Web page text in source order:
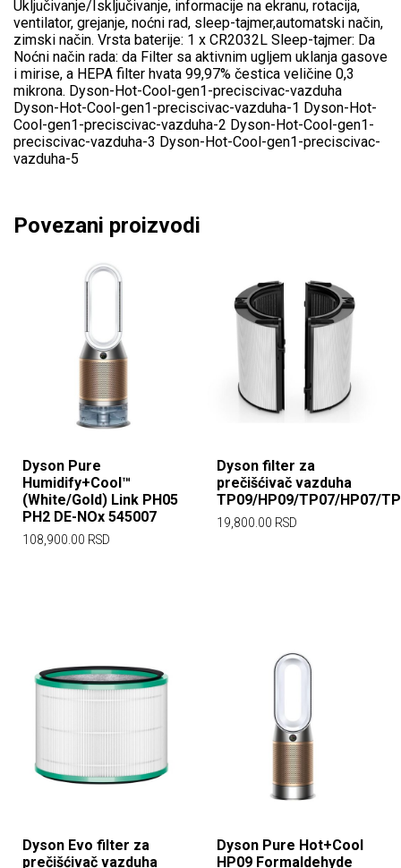
Uključivanje/Isključivanje, informacije na ekranu, rotacija,
ventilator, grejanje, noćni rad, sleep-tajmer,automatski način,
zimski način. Vrsta baterije: 1 x CR2032L Sleep-tajmer: Da
Noćni način rada: da Filter sa aktivnim ugljem uklanja gasove
i mirise, a HEPA filter hvata 99,97% čestica veličine 0,3
mikrona. Dyson-Hot-Cool-gen1-preciscivac-vazduha
Dyson-Hot-Cool-gen1-preciscivac-vazduha-1 Dyson-Hot-
Cool-gen1-preciscivac-vazduha-2 Dyson-Hot-Cool-gen1-
preciscivac-vazduha-3 Dyson-Hot-Cool-gen1-preciscivac-
vazduha-5
Povezani proizvodi
Dyson Pure
Humidify+Cool™
(White/Gold) Link PH05
PH2 DE-NOx 545007
108,900.00 RSD
Dyson filter za
prečišćivač vazduha
TP09/HP09/TP07/HP07/
19,800.00 RSD
Dyson Evo filter za
prečišćivač vazduha
Dyson Pure Hot+Cool
HP09 Formaldehyde